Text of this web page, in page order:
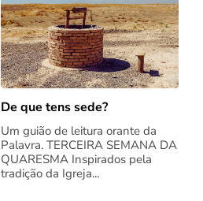
De que tens sede?
Um guião de leitura orante da
Palavra. TERCEIRA SEMANA DA
QUARESMA Inspirados pela
tradição da Igreja...